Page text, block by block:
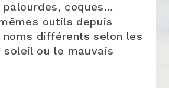
coques…
outils depuis
différents selon les
soleil ou le mauvais